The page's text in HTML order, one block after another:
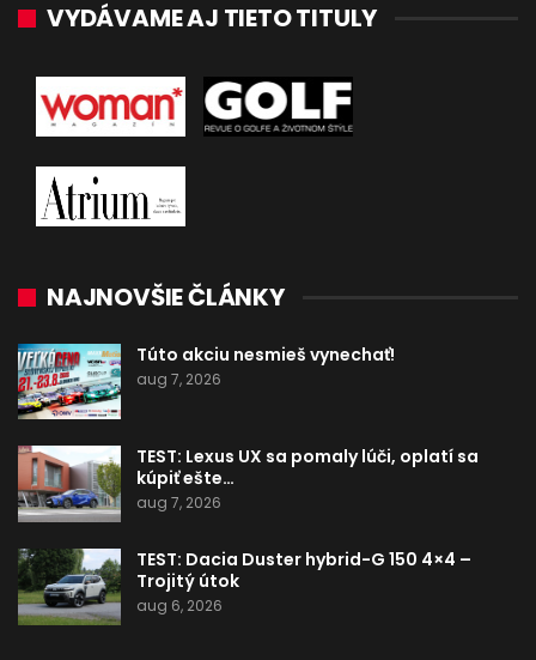
VYDÁVAME AJ TIETO TITULY
NAJNOVŠIE ČLÁNKY
Túto akciu nesmieš vynechať!
aug 7, 2026
TEST: Lexus UX sa pomaly lúči, oplatí sa
kúpiť ešte…
aug 7, 2026
TEST: Dacia Duster hybrid-G 150 4×4 –
Trojitý útok
aug 6, 2026